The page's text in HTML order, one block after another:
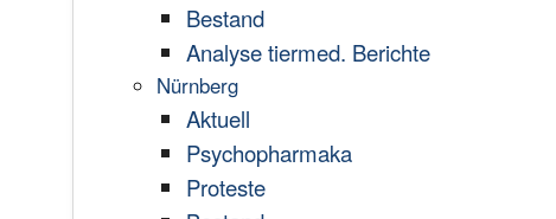
Bestand
Analyse tiermed. Berichte
Nürnberg
Aktuell
Psychopharmaka
Proteste